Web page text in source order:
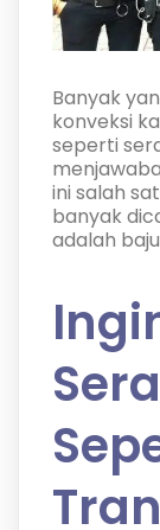
Banyak
konveksi
seperti
ini salah
banyak
adalah